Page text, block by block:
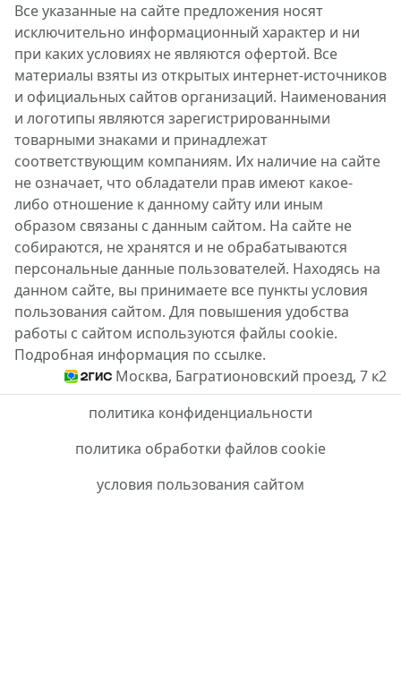
Все указанные на сайте предложения носят
исключительно информационный характер и ни
при каких условиях не являются офертой. Все
материалы взяты из открытых интернет-источников
и официальных сайтов организаций. Наименования
и логотипы являются зарегистрированными
товарными знаками и принадлежат
соответствующим компаниям. Их наличие на сайте
не означает, что обладатели прав имеют какое-
либо отношение к данному сайту или иным
образом связаны с данным сайтом. На сайте не
собираются, не хранятся и не обрабатываются
персональные данные пользователей. Находясь на
данном сайте, вы принимаете все пункты условия
пользования сайтом. Для повышения удобства
работы с сайтом используются файлы cookie.
Подробная информация по ссылке.
Москва, Багратионовский проезд, 7 к2
политика конфиденциальности
политика обработки файлов cookie
условия пользования сайтом